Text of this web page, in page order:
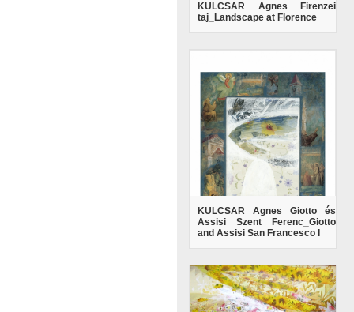
KULCSAR Agnes Firenzei
taj_Landscape at Florence
KULCSAR Agnes Giotto és
Assisi Szent Ferenc_Giotto
and Assisi San Francesco I